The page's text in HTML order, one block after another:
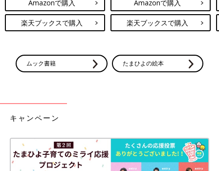
畳の上で死にたい 「悔いなき看取り」を実現した8家族のストー
Amazonで見る
（取材・文 武田純子）
Amazonで購入
楽天ブックスで購入
Amazonで購入
楽天ブックスで購入
ムック書籍 たまひよの絵本
キャンペーン